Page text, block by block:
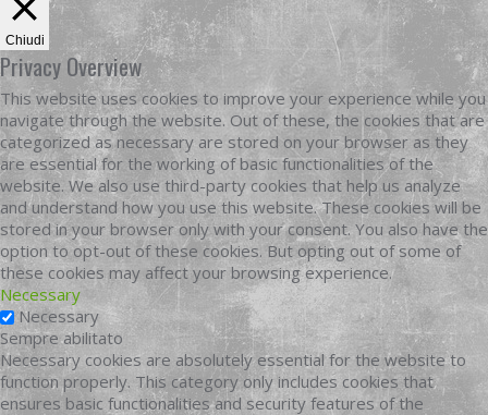
Chiudi
Privacy Overview
This website uses cookies to improve your experience while you
navigate through the website. Out of these, the cookies that are
categorized as necessary are stored on your browser as they
are essential for the working of basic functionalities of the
website. We also use third-party cookies that help us analyze
and understand how you use this website. These cookies will be
stored in your browser only with your consent. You also have the
option to opt-out of these cookies. But opting out of some of
these cookies may affect your browsing experience.
Necessary
Necessary
Sempre abilitato
Necessary cookies are absolutely essential for the website to
function properly. This category only includes cookies that
ensures basic functionalities and security features of the